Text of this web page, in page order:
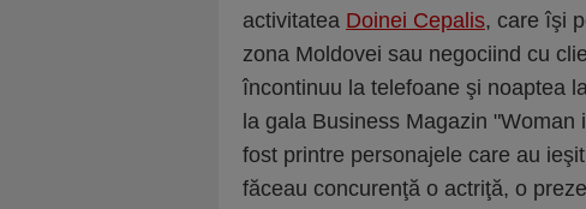
activitatea Doinei Cepalis, care îşi
zona Moldovei sau negociind cu
încontinuu la telefoane şi noaptea
la gala Business Magazin
fost printre personajele care au
făceau concurenţă o actriţă, o